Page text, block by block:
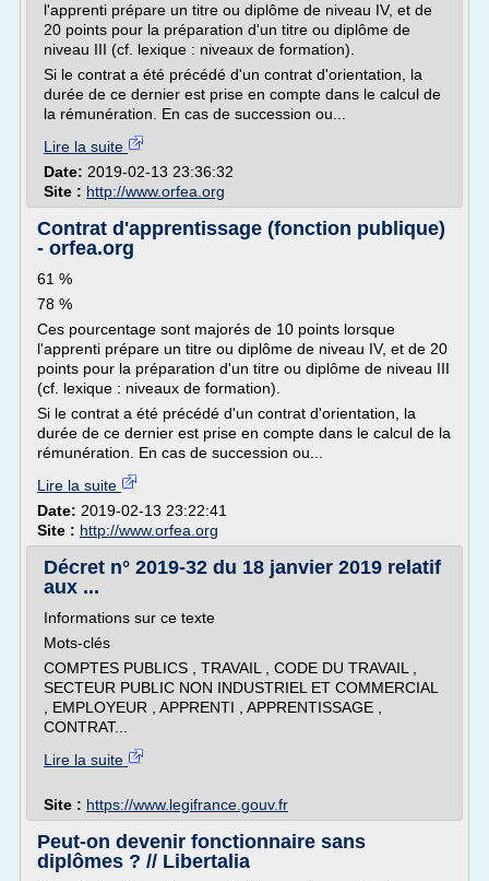
l'apprenti prépare un titre ou diplôme de niveau IV, et de
20 points pour la préparation d'un titre ou diplôme de
niveau III (cf. lexique : niveaux de formation).
Si le contrat a été précédé d'un contrat d'orientation, la
durée de ce dernier est prise en compte dans le calcul de
la rémunération. En cas de succession ou...
Lire la suite
Date: 2019-02-13 23:36:32
Site : http://www.orfea.org
Contrat d'apprentissage (fonction publique)
- orfea.org
61 %
78 %
Ces pourcentage sont majorés de 10 points lorsque
l'apprenti prépare un titre ou diplôme de niveau IV, et de 20
points pour la préparation d'un titre ou diplôme de niveau III
(cf. lexique : niveaux de formation).
Si le contrat a été précédé d'un contrat d'orientation, la
durée de ce dernier est prise en compte dans le calcul de la
rémunération. En cas de succession ou...
Lire la suite
Date: 2019-02-13 23:22:41
Site : http://www.orfea.org
Décret n° 2019-32 du 18 janvier 2019 relatif
aux ...
Informations sur ce texte
Mots-clés
COMPTES PUBLICS , TRAVAIL , CODE DU TRAVAIL ,
SECTEUR PUBLIC NON INDUSTRIEL ET COMMERCIAL
, EMPLOYEUR , APPRENTI , APPRENTISSAGE ,
CONTRAT...
Lire la suite
Site : https://www.legifrance.gouv.fr
Peut-on devenir fonctionnaire sans
diplômes ? // Libertalia